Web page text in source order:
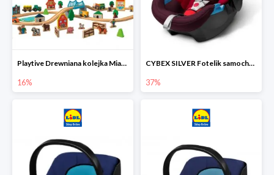
Playtive Drewniana kolejka Miasto lub Farma
16%
CYBEX SILVER Fotelik samochodowy
37%